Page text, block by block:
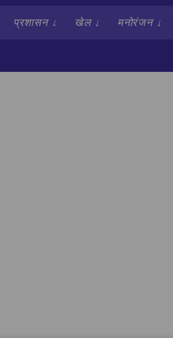
प्रशासन↓ खेल↓ मनोरंजन↓